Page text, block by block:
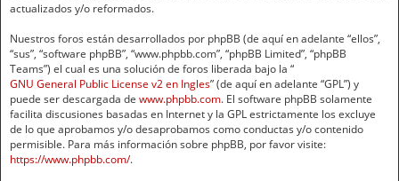
actualizados y/o reformados.
Nuestros foros están desarrollados por phpBB (de aquí en adelante “ellos”,
“sus”, “software phpBB”, “www.phpbb.com”, “phpBB Limited”, “phpBB
Teams”) el cual es una solución de foros liberada bajo la “
GNU General Public License v2 en Ingles” (de aquí en adelante “GPL”) y
puede ser descargada de www.phpbb.com. El software phpBB solamente
facilita discusiones basadas en Internet y la GPL estrictamente los excluye
de lo que aprobamos y/o desaprobamos como conductas y/o contenido
permisible. Para más información sobre phpBB, por favor visite:
https://www.phpbb.com/.